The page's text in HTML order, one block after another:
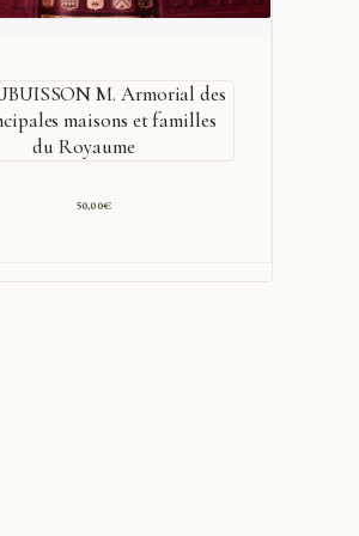
M. Armorial des
maisons et familles
du Royaume
50,00€